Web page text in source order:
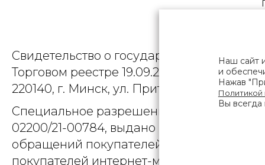
Свидетельство о государственной
Торговом реестре 19.09.2025, № 758300.
220140, г. Минск, ул. Притыцкого, д.79,
Специальное разрешение (лицензия)
02200/21-00784, выдано Министерством
обращений покупателей интернет-
покупателей интернет-магазина о
Наш сайт
и
Нажав
Политикой
Вы всегда